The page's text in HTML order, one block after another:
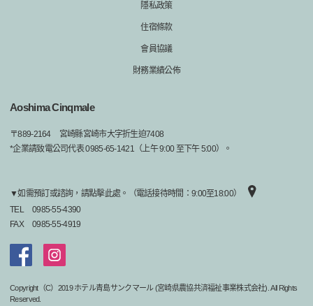
隱私政策
住宿條款
會員協議
財務業績公佈
Aoshima Cinqmale
〒889-2164
宮崎縣宮崎市大字折生迫7408
*企業請致電公司代表 0985-65-1421（上午 9:00 至下午 5:00）。
▼如需預訂或諮詢，請點擊此處。（電話接待時間：9:00至18:00）
TEL
0985-55-4390
FAX
0985-55-4919
Copyright（C）2019 ホテル青島サンクマール (宮崎県農協共済福祉事業株式会社). All Rights
Reserved.